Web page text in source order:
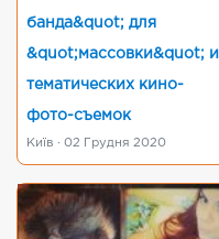
банда&quot; для
&quot;массовки&quot; и
тематических кино-
фото-съемок
Київ · 02 Грудня 2020